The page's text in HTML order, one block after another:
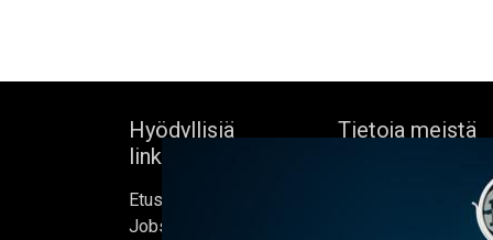
Hyödyllisiä
linkkejä
Etusivu
Jobs
Tietoja meistä
Bock's Corner
itsenäinen panimo
sydämessä, joka